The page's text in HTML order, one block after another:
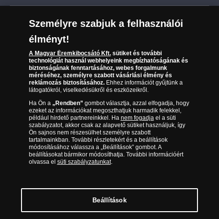
Kézbesítés
Reklamáció
Visszaküldés
Elállási űrlap
Leiratkozás a hírlevélről
Karrier
Sütik (cookies) használata
Süti (cookies)Beállítások
Társaságunkról
Az érmék és érmek ára és értéke
Gyakran ismételt kérdések
Adatkezelés
06 80 888 889
(díjmentesen hívható hétfőtől csütörtökig 9.00 és 17.00
óra között, péntekenként 9.00 és 15.00 óra között)
Magyar Éremkibocsátó Kft. 1134 Budapest, Váci út 33. Cégjegyzékszám: 01-09-
957944, Adószám: 23275395-2-41 A Társaság a Magyar Kereskedelmi
Személyre szabjuk a felhasználói
élményt!
A Magyar Éremkibocsátó Kft.sütiket és további
technológiát használ webhelyeink megbízhatóságának és
biztonságának fenntartásához, webes forgalmunk
méréséhez, személyre szabott vásárlási élmény és
reklámozás biztosításához.Ehhez információt gyűjtünk a
látogatókról, viselkedésükről és eszközeikről.
Ha Ön a „Rendben”gombot választja, azzal elfogadja, hogy
ezeket az információkat megoszthatjuk harmadik felekkel,
például hirdető partnereinkkel. Ha nem fogadjael a süti
szabályzatot, akkor csak az alapvető sütiket használjuk, így
Ön sajnos nem részesülhet személyre szabott
tartalmainkban. További részletekért és a beállítások
módosításához válassza a „Beállítások” gombot. A
beállításokat bármikor módosíthatja. További információért
olvassa el süti szabályzatunkat.
Beállítások